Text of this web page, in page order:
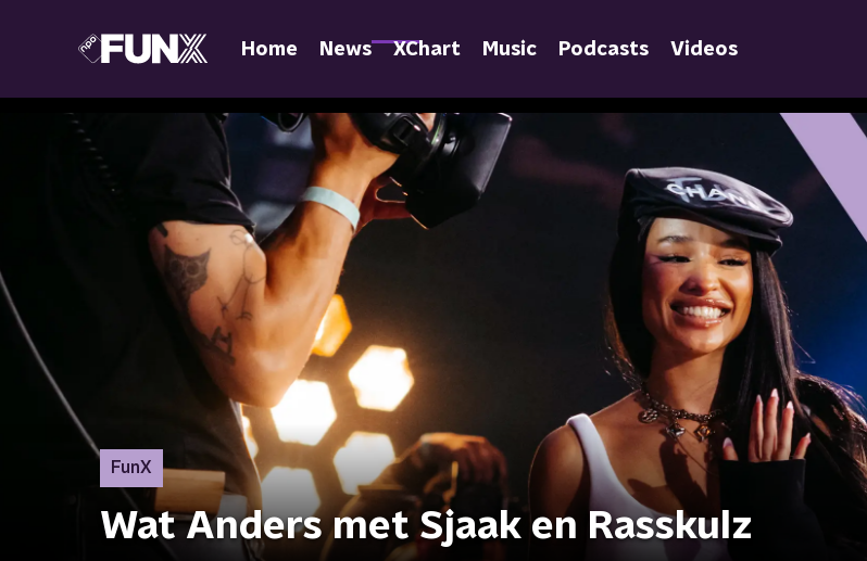
Home News XChart Music Podcasts Videos
FunX
Wat Anders met Sjaak en Rasskulz